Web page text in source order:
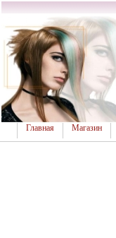
Главная Магазин